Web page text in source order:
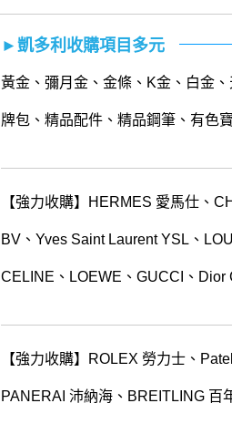
►凱多利收購項目多元
黃金 、 彌月金 、 金條 、K金、白金
牌包、精品配件、精品鋼筆、有色
【強力收購】HERMES 愛馬仕、
BV、Yves Saint Laurent YSL、
CELINE、LOEWE、GUCCI、
【強力收購】ROLEX 勞力士、
PANERAI 沛納海、 BREITLING 百